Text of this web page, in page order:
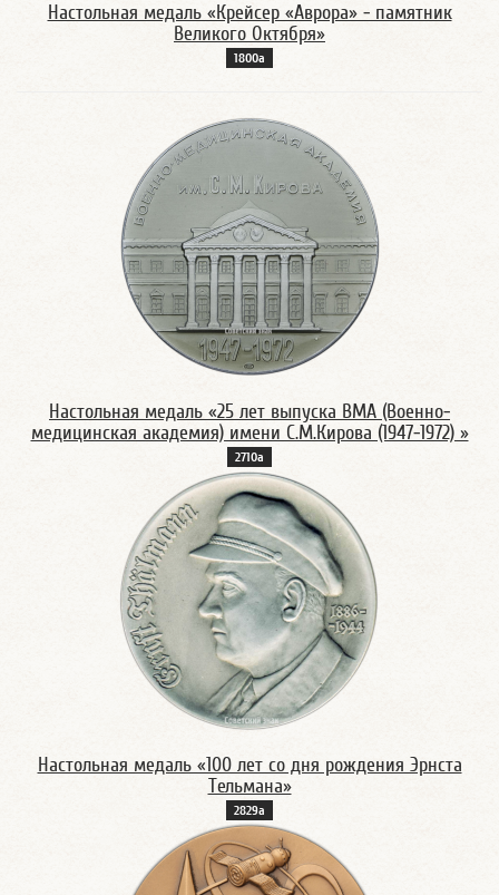
Настольная медаль «Крейсер «Аврора» - памятник
Великого Октября»
1800а
Настольная медаль «25 лет выпуска ВМА (Военно-
медицинская академия) имени С.М.Кирова (1947-1972) »
2710а
Настольная медаль «100 лет со дня рождения Эрнста
Тельмана»
2829а